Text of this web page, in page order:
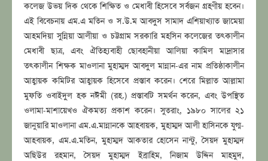
কলেজ উভয় দিক থেকে শিক্ষিত ও মেধাবী হিসেবে সর্বজন গ্রহণীয় হবেন।
এই বিবেচনায় এম.এ মতিন ও স.উ.ম আবদুস সামাদ এশিয়াখ্যাত জামেয়া
আহমদিয়া সুন্নিয়া আলীয়া ও চট্টগ্রাম সরকারি মহসিন কলেজের তৎকালীন
মেধাবী ছাত্র, এবং ঐতিহ্যবাহী ছোবহানীয়া আলিয়া কামিল মাদ্রাসার
তৎকালীন শিক্ষক মাওলানা মুহাম্মদ আবদুল মান্নান-এর নাম প্রতিষ্ঠাকালীন
আহ্বায়ক কমিটির আহ্বায়ক হিসেবে প্রস্তাব করেন। শেরে মিল্লাত আল্লামা
মুফতি ওবাইদুল হক নঈমী (রহ.) প্রস্তাবটি সমর্থন করেন, এবং উপস্থিত
ওলামা-মাশায়েখও ঐকমত্য প্রকাশ করেন। সুতরাং, ১৯৮০ সালের ২১
জানুয়ারি মাওলানা এম.এ.মান্নানকে আহবায়ক, মুহাম্মদ আলী হাসিনকে যুগ্ম-
আহবায়ক, এম.এ.মতিন, মুহাম্মদ আকতার হোসেন নান্টু, সৈয়দ মুহাম্মদ
অছিউর রহমান, সৈয়দ মুহাম্মদ ইব্রাহিম, নিজাম উদ্দিন মাহমুদ,